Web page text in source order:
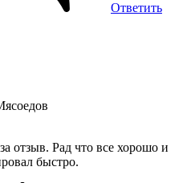
Ответить
отзыв. Рад что все хорошо и
быстро.